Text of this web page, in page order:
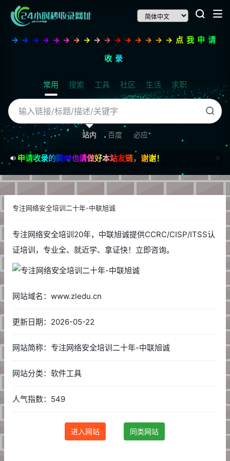
→→→→→→→→→→→→→→→→点我申请
收录
常用 搜索 工具 社区 生活 求职
站内 百度 必应
申请收录的同时也请做好本站友链，谢谢！
专注网络安全培训二十年-中联旭诚
专注网络安全培训20年，中联旭诚提供CCRC/CISP/ITSS认
证培训，专业全、就近学、拿证快！立即咨询。
网站域名：www.zledu.cn
更新日期：2026-05-22
网站简称：专注网络安全培训二十年-中联旭诚
网站分类：软件工具
人气指数：549
进入网站 同类网站